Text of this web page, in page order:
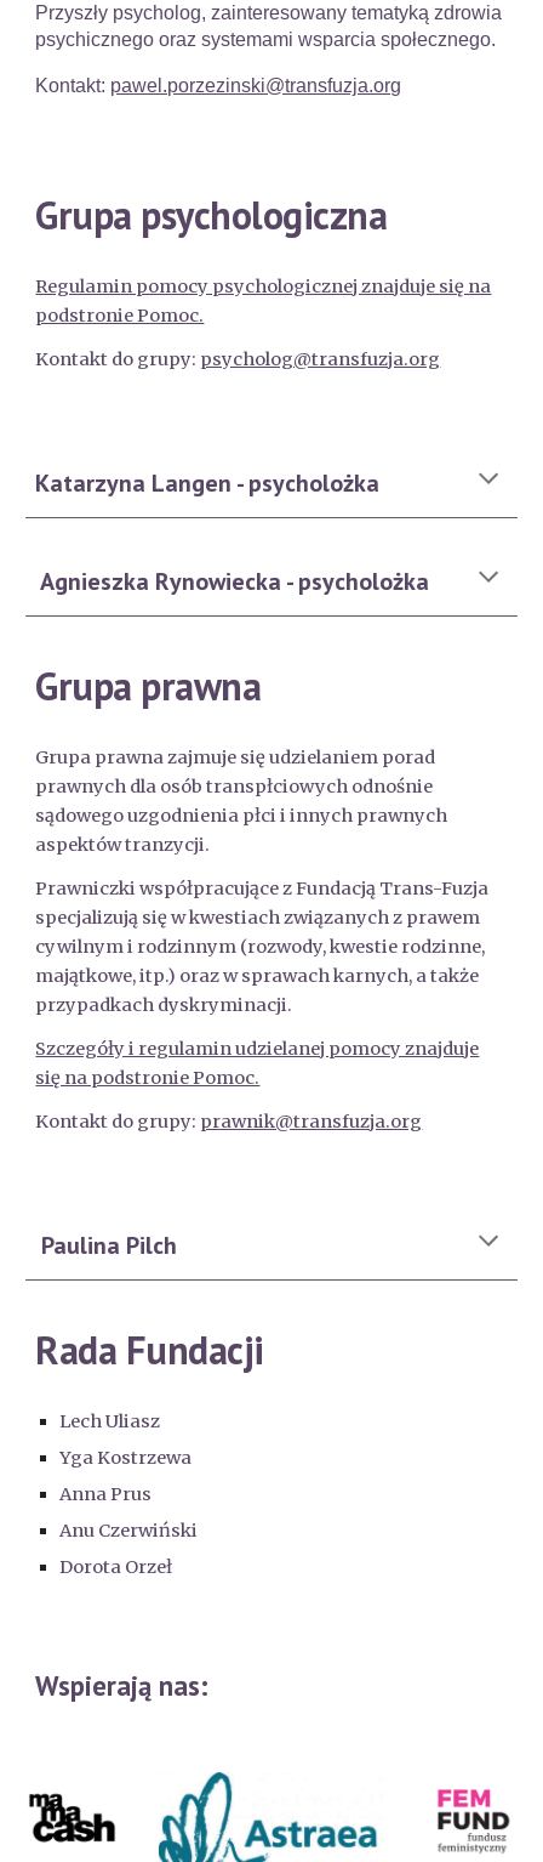
Przyszły psycholog, zainteresowany tematyką zdrowia
psychicznego oraz systemami wsparcia społecznego.
Kontakt: pawel.porzezinski@transfuzja.org
Grupa psychologiczna
Regulamin pomocy psychologicznej znajduje się na
podstronie Pomoc.
Kontakt do grupy: psycholog@transfuzja.org
Katarzyna Langen - psycholożka
Agnieszka Rynowiecka - psycholożka
Grupa prawna
Grupa prawna zajmuje się udzielaniem porad
prawnych dla osób transpłciowych odnośnie
sądowego uzgodnienia płci i innych prawnych
aspektów tranzycji.
Prawniczki współpracujące z Fundacją Trans-Fuzja
specjalizują się w kwestiach związanych z prawem
cywilnym i rodzinnym (rozwody, kwestie rodzinne,
majątkowe, itp.) oraz w sprawach karnych, a także
przypadkach dyskryminacji.
Szczegóły i regulamin udzielanej pomocy znajduje
się na podstronie Pomoc.
Kontakt do grupy: prawnik@transfuzja.org
Paulina Pilch
Rada Fundacji
Lech Uliasz
Yga Kostrzewa
Anna Prus
Anu Czerwiński
Dorota Orzeł
Wspierają nas: